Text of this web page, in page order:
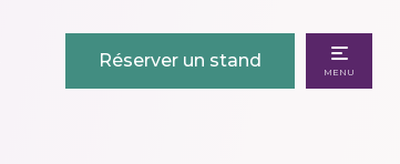
Réserver un stand
MENU